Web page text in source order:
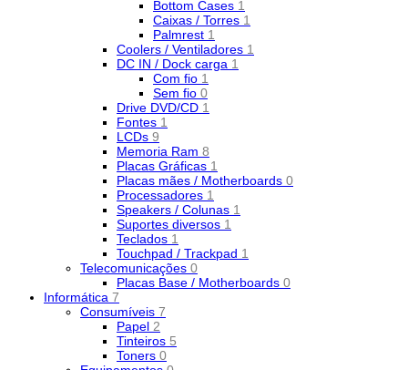
Bottom Cases 1
Caixas / Torres 1
Palmrest 1
Coolers / Ventiladores 1
DC IN / Dock carga 1
Com fio 1
Sem fio 0
Drive DVD/CD 1
Fontes 1
LCDs 9
Memoria Ram 8
Placas Gráficas 1
Placas mães / Motherboards 0
Processadores 1
Speakers / Colunas 1
Suportes diversos 1
Teclados 1
Touchpad / Trackpad 1
Telecomunicações 0
Placas Base / Motherboards 0
Informática 7
Consumíveis 7
Papel 2
Tinteiros 5
Toners 0